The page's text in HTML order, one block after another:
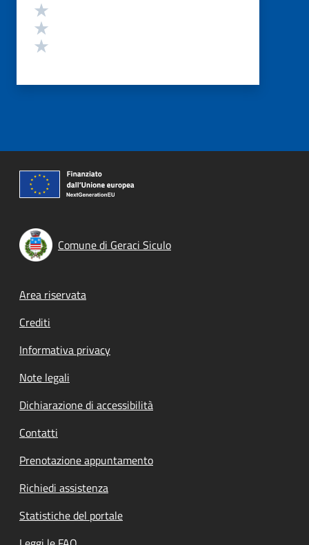
Comune di Geraci Siculo
Footer menu
Area riservata
Crediti
Informativa privacy
Note legali
Dichiarazione di accessibilità
Contatti
Prenotazione appuntamento
Richiedi assistenza
Statistiche del portale